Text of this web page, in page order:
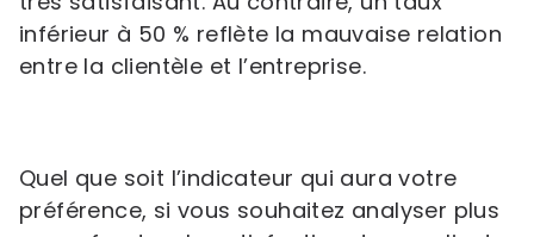
inférieur à 50 % reflète la mauvaise relation
entre la clientèle et l’entreprise.
Quel que soit l’indicateur qui aura votre
préférence, si vous souhaitez analyser plus